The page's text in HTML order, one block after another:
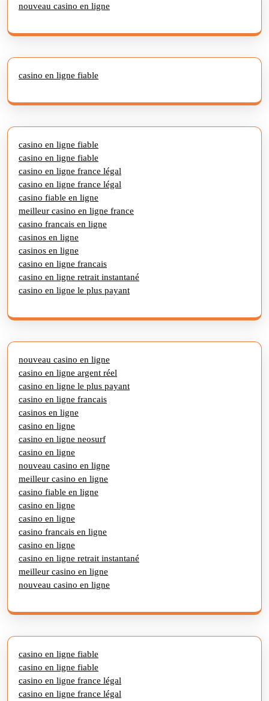
nouveau casino en ligne
casino en ligne fiable
casino en ligne fiable
casino en ligne fiable
casino en ligne france légal
casino en ligne france légal
casino fiable en ligne
meilleur casino en ligne france
casino francais en ligne
casinos en ligne
casinos en ligne
casino en ligne francais
casino en ligne retrait instantané
casino en ligne le plus payant
nouveau casino en ligne
casino en ligne argent réel
casino en ligne le plus payant
casino en ligne francais
casinos en ligne
casino en ligne
casino en ligne neosurf
casino en ligne
nouveau casino en ligne
meilleur casino en ligne
casino fiable en ligne
casino en ligne
casino en ligne
casino francais en ligne
casino en ligne
casino en ligne retrait instantané
meilleur casino en ligne
nouveau casino en ligne
casino en ligne fiable
casino en ligne fiable
casino en ligne france légal
casino en ligne france légal